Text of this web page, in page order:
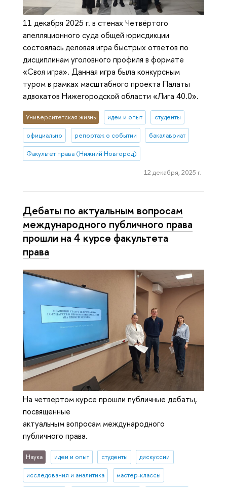
11 декабря 2025 г. в стенах Четвёртого
апелляционного суда общей юрисдикции
состоялась деловая игра быстрых ответов по
дисциплинам уголовного профиля в формате
«Своя игра». Данная игра была конкурсным
туром в рамках масштабного проекта Палаты
адвокатов Нижегородской области «Лига 40.0».
Университетская жизнь идеи и опыт студенты
официально репортаж о событии бакалавриат
Факультет права (Нижний Новгород)
12 декабря, 2025 г.
Дебаты по актуальным вопросам
международного публичного права
прошли на 4 курсе факультета
права
На четвертом курсе прошли публичные дебаты,
посвященные
актуальным вопросам международного
публичного права.
Наука идеи и опыт студенты дискуссии
исследования и аналитика мастер-классы